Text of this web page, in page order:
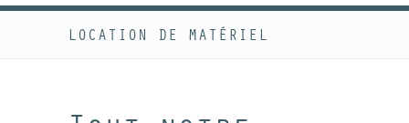
LOCATION DE MATÉRIEL